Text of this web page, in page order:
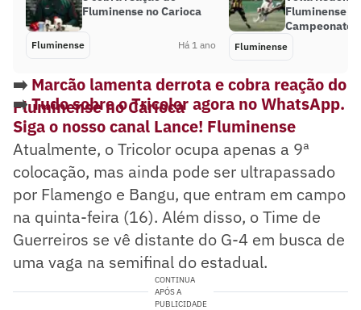
Fluminense no Carioca
Fluminense Há 1 ano
Fluminense
Campeonato
Fluminense
➡️ Marcão lamenta derrota e cobra reação do
Fluminense no Carioca
➡️Tudo sobre o Tricolor agora no WhatsApp.
Siga o nosso canal Lance! Fluminense
Atualmente, o Tricolor ocupa apenas a 9ª
colocação, mas ainda pode ser ultrapassado
por Flamengo e Bangu, que entram em campo
na quinta-feira (16). Além disso, o Time de
Guerreiros se vê distante do G-4 em busca de
uma vaga na semifinal do estadual.
CONTINUA
APÓS A
PUBLICIDADE